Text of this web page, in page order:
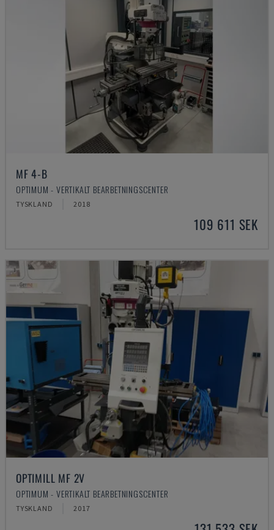
MF 4-B
OPTIMUM - VERTIKALT BEARBETNINGSCENTER
TYSKLAND 2018
109 611 SEK
OPTIMILL MF 2V
OPTIMUM - VERTIKALT BEARBETNINGSCENTER
TYSKLAND 2017